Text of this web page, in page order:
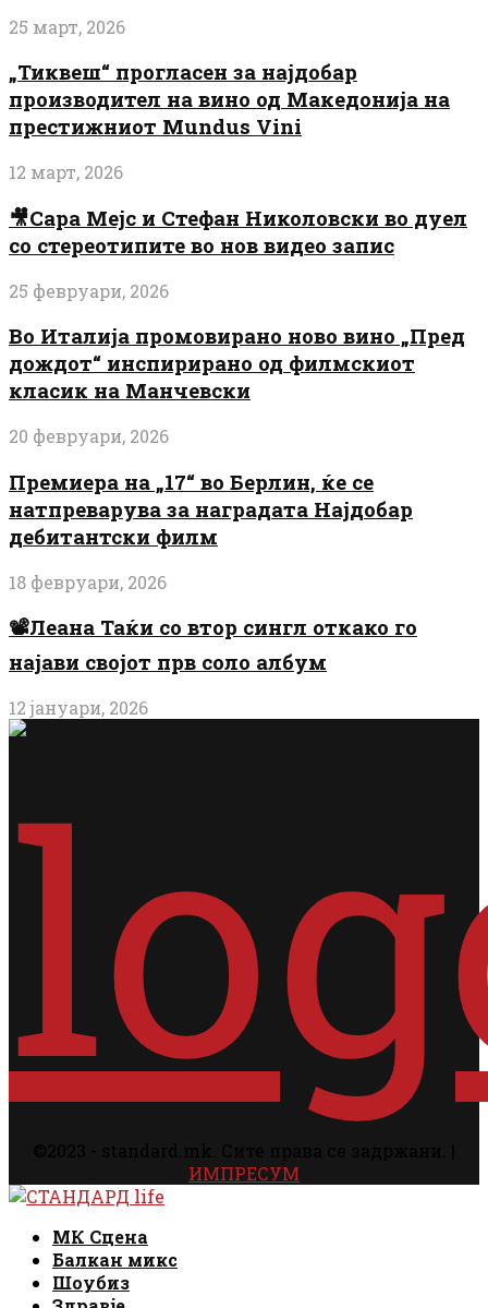
25 март, 2026
„Тиквеш“ прогласен за најдобар
производител на вино од Македонија на
престижниот Mundus Vini
12 март, 2026
🎥Сара Мејс и Стефан Николовски во дуел
со стереотипите во нов видео запис
25 февруари, 2026
Во Италија промовирано ново вино „Пред
дождот“ инспирирано од филмскиот
класик на Манчевски
20 февруари, 2026
Премиера на „17“ во Берлин, ќе се
натпреварува за наградата Најдобар
дебитантски филм
18 февруари, 2026
📽️Леана Таќи со втор сингл откако го
најави својот прв соло албум
12 јануари, 2026
ИМПРЕСУМ
Facebook
Instagram
Email
Rss
МК Сцена
Балкан микс
Шоубиз